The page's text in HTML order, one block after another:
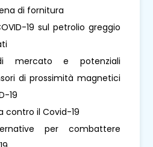
di fornitura
19 sul petrolio greggio
mercato e potenziali
di prossimità magnetici
19
contro il Covid-19
per combattere